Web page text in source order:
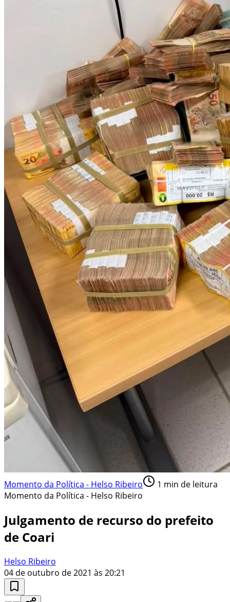
Momento da Política - Helso Ribeiro 1 min de leitura
Momento da Política - Helso Ribeiro
Julgamento de recurso do prefeito
de Coari
Helso Ribeiro
04 de outubro de 2021 às 20:21